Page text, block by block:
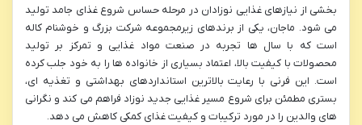
بخشی از نیازهای غذایی نوزادان در مرحله حساس شروع غذای جامد تولید
می شود. ماجان، یکی از برندهای زیرمجموعه شرکت بزرگ و خوشنام کاله
است که با سال ها تجربه در صنعت مواد غذایی و تمرکز بر تولید
محصولات با کیفیت بالا، اعتماد بسیاری از خانواده ها را به خود جلب کرده
است. این فرنی با رعایت بالاترین استانداردهای بهداشتی و تغذیه ای،
بستری مطمئن برای شروع مسیر غذایی جدید نوزاد فراهم می کند و نگرانی
های والدین را در مورد ترکیبات و کیفیت غذای کمکی کاهش می دهد.